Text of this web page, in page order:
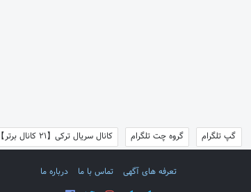
گپ تلگرام گروه چت تلگرام کانال سریال ترکی【21 کانال برتر】تلگرام
تعرفه های آگهی تماس با ما درباره ما